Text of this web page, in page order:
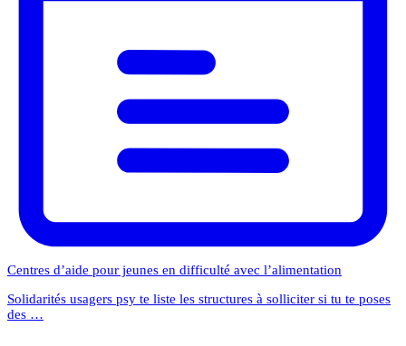
Centres d’aide pour jeunes en difficulté avec l’alimentation
Solidarités usagers psy te liste les structures à solliciter si tu te poses
des …